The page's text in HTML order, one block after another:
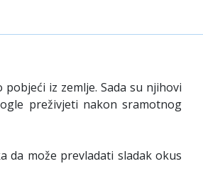
iz zemlje. Sada su njihovi
preživjeti nakon sramotnog
može prevladati sladak okus